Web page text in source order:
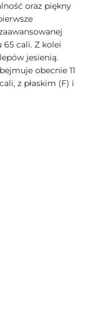
oraz piękny
65 cali. Z kolei
jesienią.
obecnie 11
z płaskim (F) i